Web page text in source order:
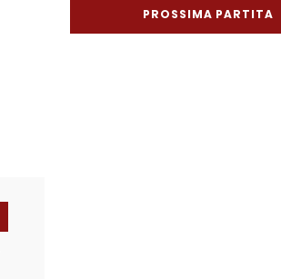
PROSSIMA PARTITA